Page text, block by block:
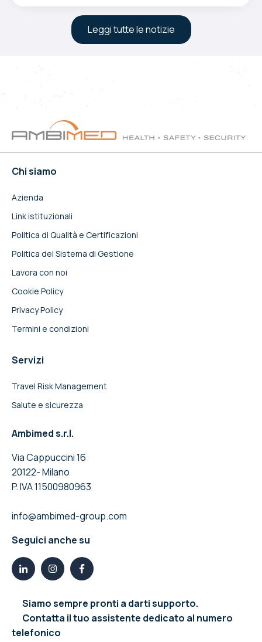
Leggi tutte le notizie
Chi siamo
Azienda
Link istituzionali
Politica di Qualità e Certificazioni
Politica del Sistema di Gestione
Lavora con noi
Cookie Policy
Privacy Policy
Termini e condizioni
Servizi
Travel Risk Management
Salute e sicurezza
Ambimed s.r.l.
Via Cappuccini 16
20122- Milano
P. IVA 11500980963
info@ambimed-group.com
Seguici anche su
Siamo sempre pronti a darti supporto.
Contatta il tuo assistente dedicato al numero
telefonico